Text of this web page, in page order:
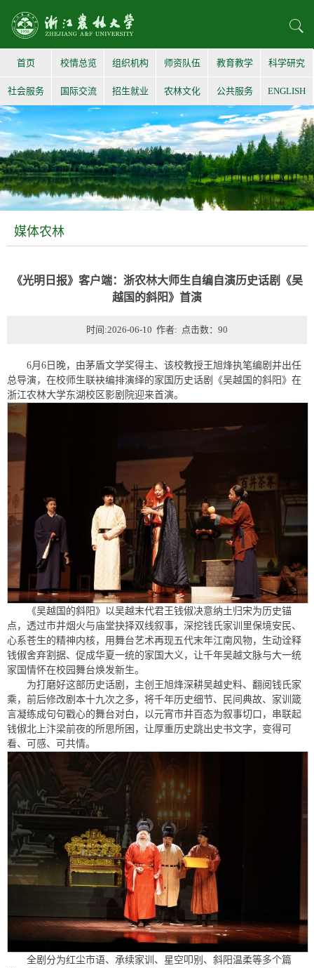
首页 校情总览 组织机构 师资队伍 教育教学 科学研究
社会服务 国际交流 招生就业 农林文化 公共服务 ENGLISH
媒体农林
《光明日报》客户端：浙农林大师生自编自演历史话剧《吴
越国的斜阳》首演
时间:2026-06-10 作者: 点击数： 90
6月6日晚，由茅盾文学奖得主、该校教授王旭烽执笔编剧并出任
总导演，在校师生联袂编排演绎的家国历史话剧《吴越国的斜阳》在
浙江农林大学东湖校区影剧院迎来首演。
《吴越国的斜阳》以吴越末代君王钱俶决意纳土归宋为历史锚
点，透过市井烟火与庙堂抉择双线叙事，深挖钱氏家训里保境安民、
心系苍生的精神内核，用舞台艺术再现五代末年江南风物，生动诠释
钱俶舍弃割据、促成华夏一统的家国大义，让千年吴越文脉与大一统
家国情怀在校园舞台焕发新生。
为打磨好这部历史话剧，主创王旭烽深耕吴越史料、翻阅钱氏家
乘，前后修改剧本十九次之多，将千年历史细节、民间典故、家训箴
言凝练成句句戳心的舞台对白，以元宵市井百态为叙事切口，串联起
钱俶北上汴梁前夜的所思所困，让厚重历史跳出史书文字，变得可
看、可感、可共情。
全剧分为红尘市语、承续家训、星空叩别、斜阳温柔等多个篇